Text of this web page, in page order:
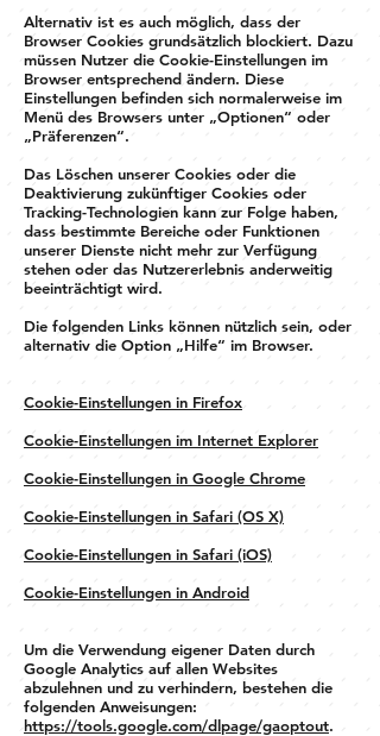
Alternativ ist es auch möglich, dass der
Browser Cookies grundsätzlich blockiert. Dazu
müssen Nutzer die Cookie-Einstellungen im
Browser entsprechend ändern. Diese
Einstellungen befinden sich normalerweise im
Menü des Browsers unter „Optionen“ oder
„Präferenzen“.
Das Löschen unserer Cookies oder die
Deaktivierung zukünftiger Cookies oder
Tracking-Technologien kann zur Folge haben,
dass bestimmte Bereiche oder Funktionen
unserer Dienste nicht mehr zur Verfügung
stehen oder das Nutzererlebnis anderweitig
beeinträchtigt wird.
Die folgenden Links können nützlich sein, oder
alternativ die Option „Hilfe“ im Browser.
Cookie-Einstellungen in Firefox
Cookie-Einstellungen im Internet Explorer
Cookie-Einstellungen in Google Chrome
Cookie-Einstellungen in Safari (OS X)
Cookie-Einstellungen in Safari (iOS)
Cookie-Einstellungen in Android
Um die Verwendung eigener Daten durch
Google Analytics auf allen Websites
abzulehnen und zu verhindern, bestehen die
folgenden Anweisungen:
https://tools.google.com/dlpage/gaoptout.